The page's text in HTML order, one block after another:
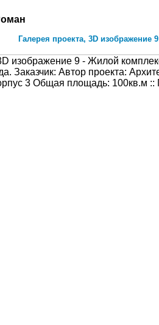
Галерея проекта, 3D изображение 9